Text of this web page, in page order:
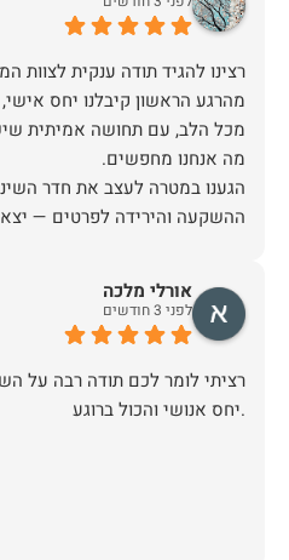
מהרגע הראשון קיבלנו יחס
מכל הלב, עם תחושה אמיתית
הגענו במטרה לעצב את חדר השינה
ההשקעה והירידה לפרטים —
אין ספק שעשינו את הבחירה
אורלי מלכה
לפני 3 חודשים
רציתי לומר לכם תודה רבה על
.יחס אנושי והכול ברוגע